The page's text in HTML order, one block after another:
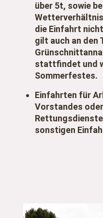
über 5t, sowie
die Einfahrt
gilt auch an den
stattfindet und
Sommerfestes.
Einfahrten für
Vorstandes
sonstigen